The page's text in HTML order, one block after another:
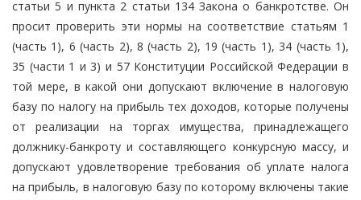
статьи 5 и пункта 2 статьи 134 Закона о банкротстве. Он
просит проверить эти нормы на соответствие статьям 1
(часть 1), 6 (часть 2), 8 (часть 2), 19 (часть 1), 34 (часть 1),
35 (части 1 и 3) и 57 Конституции Российской Федерации в
той мере, в какой они допускают включение в налоговую
базу по налогу на прибыль тех доходов, которые получены
от реализации на торгах имущества, принадлежащего
должнику-банкроту и составляющего конкурсную массу, и
допускают удовлетворение требования об уплате налога
на прибыль, в налоговую базу по которому включены такие